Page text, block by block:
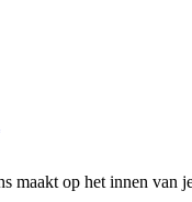
maakt op het innen van